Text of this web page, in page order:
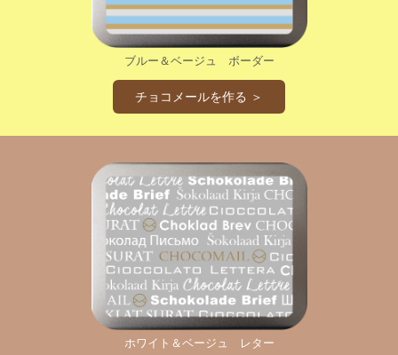
ブルー＆ベージュ ボーダー
チョコメールを作る ＞
ホワイト＆ベージュ レター